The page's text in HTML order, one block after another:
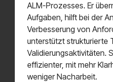
ALM-Prozesses. Er
Aufgaben, hilft bei der
Verbesserung von
unterstützt strukturierte
Validierungsaktivitäten.
effizienter, mit mehr
weniger Nacharbeit.